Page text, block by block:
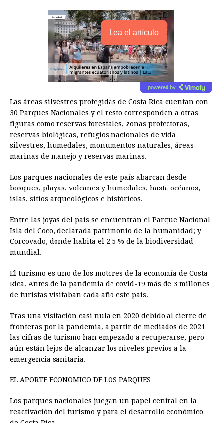
Lea el artículo
powered by
Las áreas silvestres protegidas de Costa Rica cuentan con
30 Parques Nacionales y el resto corresponden a otras
figuras como reservas forestales, zonas protectoras,
reservas biológicas, refugios nacionales de vida
silvestres, humedales, monumentos naturales, áreas
marinas de manejo y reservas marinas.
Los parques nacionales de este país abarcan desde
bosques, playas, volcanes y humedales, hasta océanos,
islas, sitios arqueológicos e históricos.
Entre las joyas del país se encuentran el Parque Nacional
Isla del Coco, declarada patrimonio de la humanidad; y
Corcovado, donde habita el 2,5 % de la biodiversidad
mundial.
El turismo es uno de los motores de la economía de Costa
Rica. Antes de la pandemia de covid-19 más de 3 millones
de turistas visitaban cada año este país.
Tras una visitación casi nula en 2020 debido al cierre de
fronteras por la pandemia, a partir de mediados de 2021
las cifras de turismo han empezado a recuperarse, pero
aún están lejos de alcanzar los niveles previos a la
emergencia sanitaria.
EL APORTE ECONÓMICO DE LOS PARQUES
Los parques nacionales juegan un papel central en la
reactivación del turismo y para el desarrollo económico